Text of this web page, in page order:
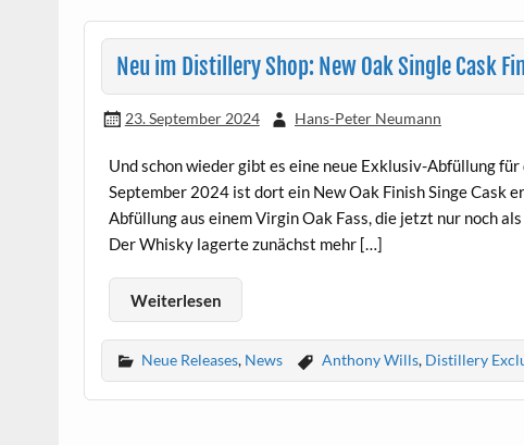
Neu im Distillery Shop: New Oak Single Cask
23. September 2024 Hans-Peter Neumann
Und schon wieder gibt es eine neue Exklusiv-Abfüllung
September 2024 ist dort ein New Oak Finish Singe Cask
Abfüllung aus einem Virgin Oak Fass, die jetzt nur noch
Der Whisky lagerte zunächst mehr […]
Weiterlesen
Neue Releases, News Anthony Wills, Distillery